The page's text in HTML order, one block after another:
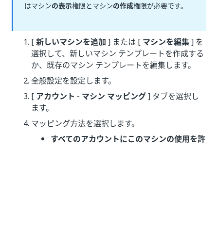
はマシンの表示権限とマシンの作成権限が必要です。
[新しいマシンを追加 ] または [ マシンを編集] を
選択して、新しいマシン テンプレートを作成する
か、既存のマシン テンプレートを編集します。
全般設定を設定します。
[ アカウント - マシン マッピング] タブを選択し
ます。
マッピング方法を選択します。
すべてのアカウントにこのマシンの使用を許